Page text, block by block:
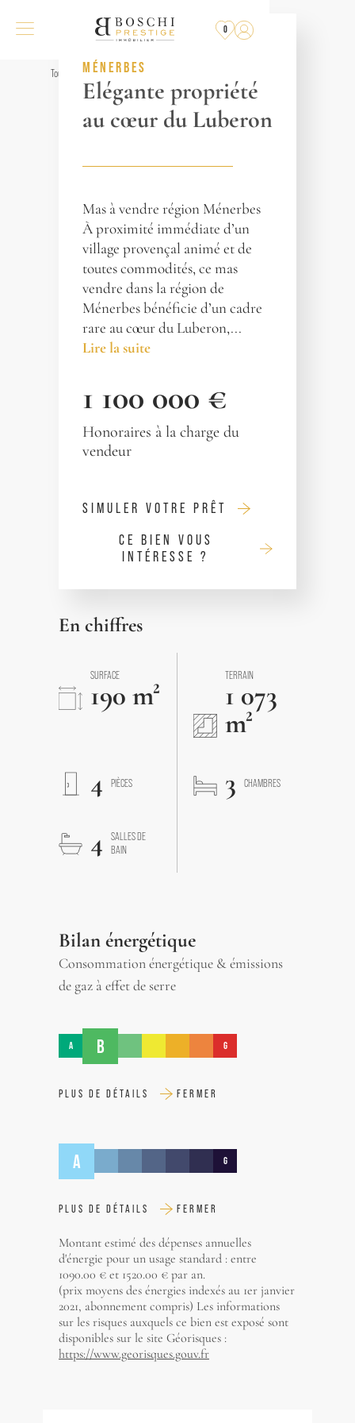
0
Tous les biensMÉNERBES
Elégante propriété
au cœur du Luberon
Mas à vendre région Ménerbes
À proximité immédiate d’un
village provençal animé et de
toutes commodités, ce mas
vendre dans la région de
Ménerbes bénéficie d’un cadre
rare au cœur du Luberon,...
Lire la suite
1 100 000 €
Honoraires à la charge du
vendeur
SIMULER VOTRE PRÊT
CE BIEN VOUS
INTÉRESSE ?
En chiffres
SURFACE
190 m²
TERRAIN
1 073
m²
4
PIÈCES 3 CHAMBRES
4
SALLES DE
BAIN
Bilan énergétique
Consommation énergétique & émissions
de gaz à effet de serre
A B G
PLUS DE DÉTAILS FERMER
A G
PLUS DE DÉTAILS FERMER
Montant estimé des dépenses annuelles
d'énergie pour un usage standard : entre
1090.00 € et 1520.00 € par an.
(prix moyens des énergies indexés au 1er janvier
2021, abonnement compris) Les informations
sur les risques auxquels ce bien est exposé sont
disponibles sur le site Géorisques :
https://www.georisques.gouv.fr